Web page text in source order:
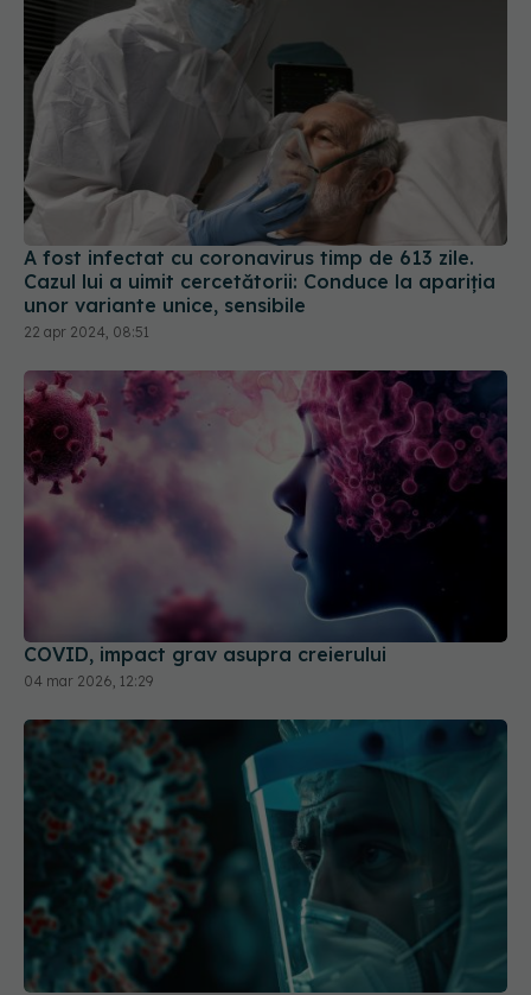
A fost infectat cu coronavirus timp de 613 zile.
Cazul lui a uimit cercetătorii: Conduce la apariția
unor variante unice, sensibile
22 apr 2024, 08:51
COVID, impact grav asupra creierului
04 mar 2026, 12:29
Greșeala teribilă din pandemia de COVID care a
ucis zeci de mii de oameni